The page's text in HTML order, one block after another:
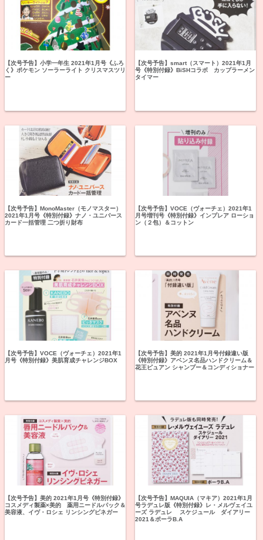
【次号予告】小学一年生 2021年1月号《ふろ
く》ポケモン ソーラーライト クリスマスツリ
ー
【次号予告】smart（スマート）2021年1月
号《特別付録》BiSHコラボ カップラーメン
タイマー
【次号予告】MonoMaster（モノマスター）
2021年1月号《特別付録》ナノ・ユニバース
カード一括管理 二つ折り財布
【次号予告】VOCE（ヴォーチェ）2021年1
月号増刊号《特別付録》インプレア ローショ
ン（２包）＆コットン
【次号予告】VOCE（ヴォーチェ）2021年1
月号《特別付録》美肌育成チャレンジBOX
【次号予告】美的 2021年1月号付録違い版
《特別付録》アベンヌ名品ハンドクリーム＆
花王ピュアン シャンプー＆コンディショナー
【次号予告】美的 2021年1月号《特別付録》
コスメディ製薬×美的 薬用ニードルパック＆
美容液、イヴ・ロシェ リンシングビネガー
【次号予告】MAQUIA（マキア）2021年1月
号ラデュレ版《特別付録》レ・メルヴェイユ
ーズ ラデュレ スケジュール ダイアリー
2021＆ポーラB.A